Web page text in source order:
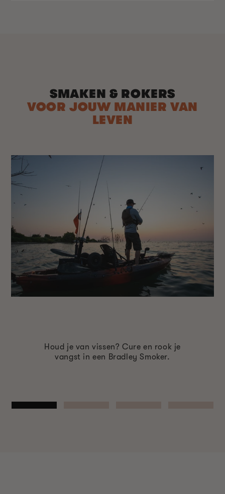
SMAKEN & ROKERS
VOOR JOUW MANIER VAN
LEVEN
Houd je van vissen? Cure en rook je
vangst in een Bradley Smoker.